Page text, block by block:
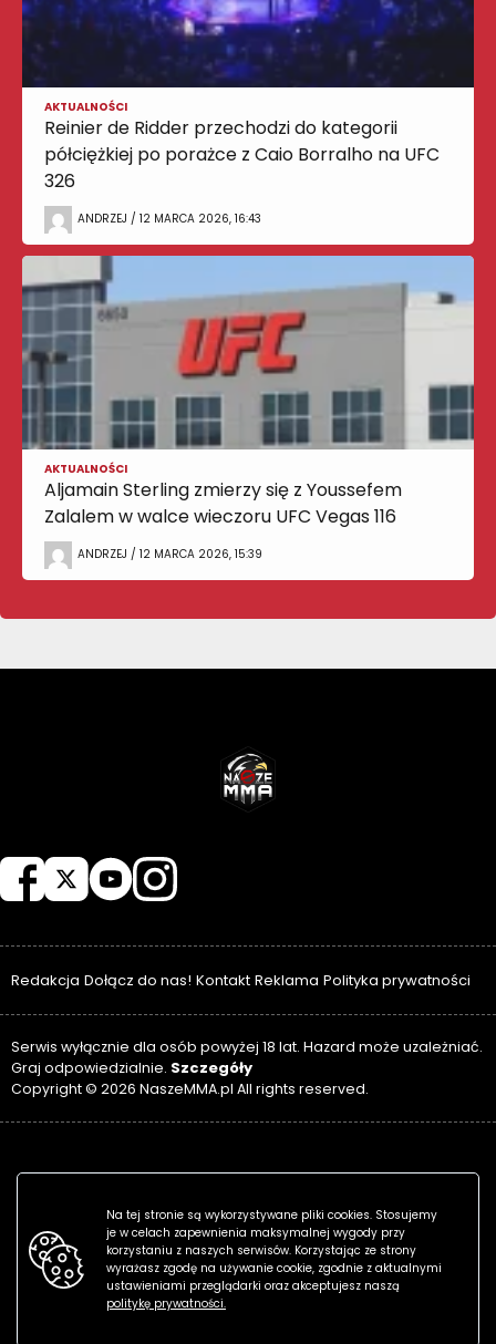
AKTUALNOŚCI
Reinier de Ridder przechodzi do kategorii
półciężkiej po porażce z Caio Borralho na UFC
326
ANDRZEJ / 12 MARCA 2026, 16:43
AKTUALNOŚCI
Aljamain Sterling zmierzy się z Youssefem
Zalalem w walce wieczoru UFC Vegas 116
ANDRZEJ / 12 MARCA 2026, 15:39
Redakcja Dołącz do nas! Kontakt Reklama Polityka prywatności
Serwis wyłącznie dla osób powyżej 18 lat. Hazard może uzależniać.
Graj odpowiedzialnie. Szczegóły
Copyright © 2026 NaszeMMA.pl All rights reserved.
Na tej stronie są wykorzystywane pliki cookies. Stosujemy
je w celach zapewnienia maksymalnej wygody przy
korzystaniu z naszych serwisów. Korzystając ze strony
wyrażasz zgodę na używanie cookie, zgodnie z aktualnymi
ustawieniami przeglądarki oraz akceptujesz naszą
politykę prywatności.